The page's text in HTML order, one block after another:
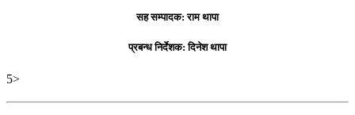
सह सम्पादक: राम थापा
प्रबन्ध निर्देशक: दिनेश थापा
5>